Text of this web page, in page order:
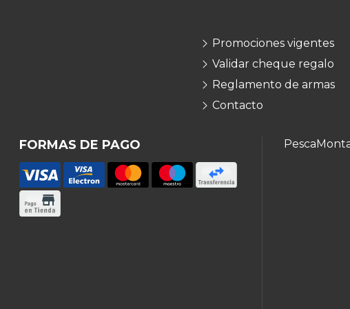
FORMAS DE PAGO
Promociones vigentes
Validar cheque regalo
Reglamento de armas
Contacto
Pesca